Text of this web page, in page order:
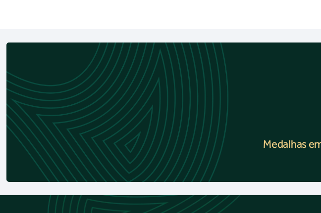
Medalhas